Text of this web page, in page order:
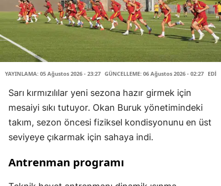
YAYINLAMA: 05 Ağustos 2026 - 23:27 GÜNCELLEME: 06 Ağustos 2026 - 02:27
Sarı kırmızılılar yeni sezona hazır girmek için
mesaiyi sıkı tutuyor. Okan Buruk yönetimindeki
takım, sezon öncesi fiziksel kondisyonunu en üst
seviyeye çıkarmak için sahaya indi.
Antrenman programı